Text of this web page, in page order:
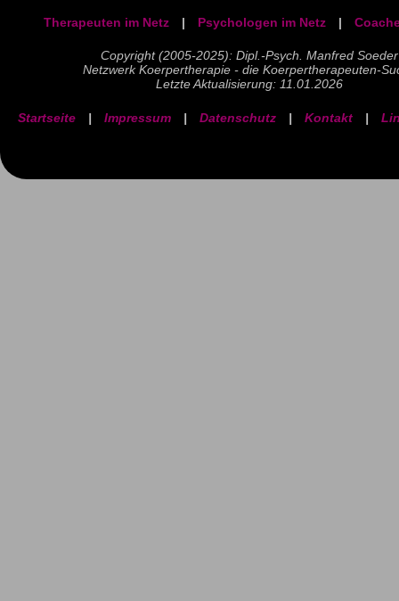
Therapeuten im Netz | Psychologen im Netz |
Copyright (2005-2025): Dipl.-Psych. Manfred Soeder
Netzwerk Koerpertherapie - die Koerpertherapeuten-
Letzte Aktualisierung: 11.01.2026
Startseite | Impressum | Datenschutz | Kontakt |